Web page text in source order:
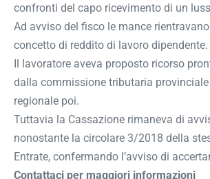
confronti del capo ricevimento di un
Ad avviso del fisco le mance
concetto di reddito di lavoro dipendente.
Il lavoratore aveva proposto ricorso
dalla commissione tributaria
regionale poi.
Tuttavia la Cassazione rimaneva di
nonostante la circolare 3/2018 della
Entrate, confermando l’avviso di
Contattaci per maggiori informazioni